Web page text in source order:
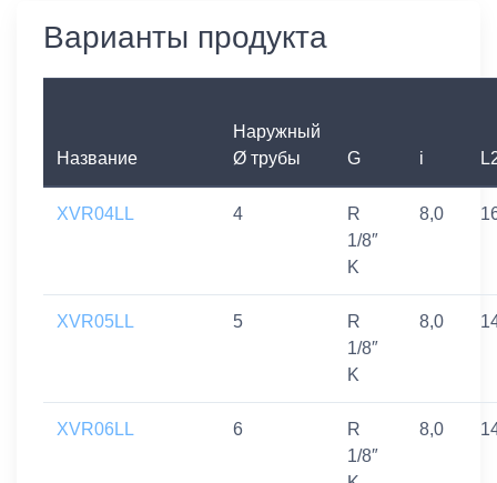
Варианты продукта
Название
Наружный
Ø трубы
G i
XVR04LL 4
R
1/8″
K
8,0
XVR05LL 5
R
1/8″
K
8,0
XVR06LL 6
R
1/8″
8,0